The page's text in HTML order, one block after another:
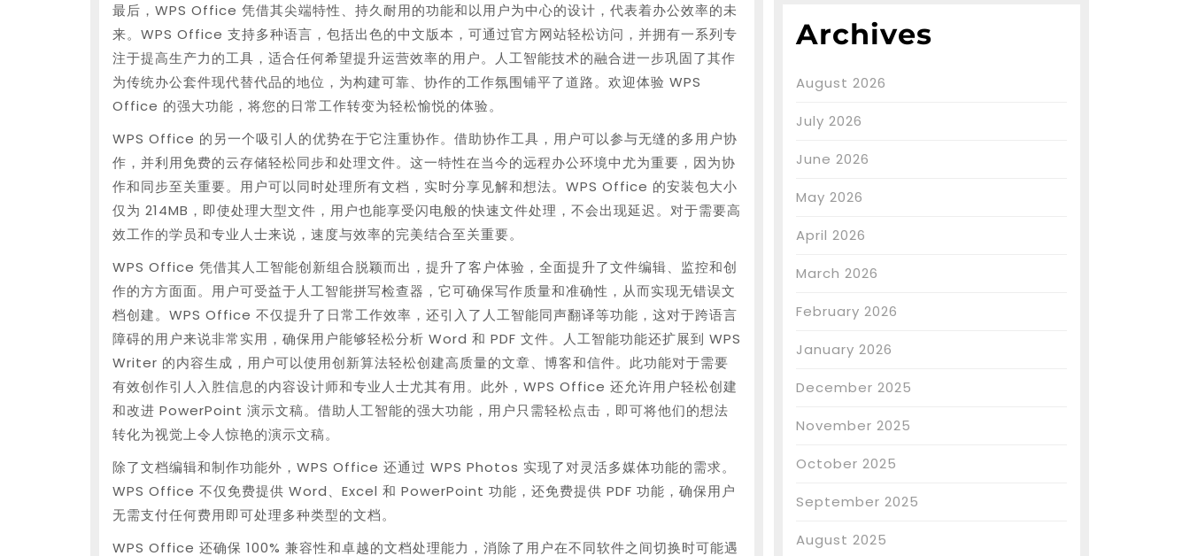
最后，WPS Office 凭借其尖端特性、持久耐用的功能和以用户为中心的设计，代表着办公效率的未
来。WPS Office 支持多种语言，包括出色的中文版本，可通过官方网站轻松访问，并拥有一系列专
注于提高生产力的工具，适合任何希望提升运营效率的用户。人工智能技术的融合进一步巩固了其作
为传统办公套件现代替代品的地位，为构建可靠、协作的工作氛围铺平了道路。欢迎体验 WPS
Office 的强大功能，将您的日常工作转变为轻松愉悦的体验。
WPS Office 的另一个吸引人的优势在于它注重协作。借助协作工具，用户可以参与无缝的多用户协
作，并利用免费的云存储轻松同步和处理文件。这一特性在当今的远程办公环境中尤为重要，因为协
作和同步至关重要。用户可以同时处理所有文档，实时分享见解和想法。WPS Office 的安装包大小
仅为 214MB，即使处理大型文件，用户也能享受闪电般的快速文件处理，不会出现延迟。对于需要高
效工作的学员和专业人士来说，速度与效率的完美结合至关重要。
WPS Office 凭借其人工智能创新组合脱颖而出，提升了客户体验，全面提升了文件编辑、监控和创
作的方方面面。用户可受益于人工智能拼写检查器，它可确保写作质量和准确性，从而实现无错误文
档创建。WPS Office 不仅提升了日常工作效率，还引入了人工智能同声翻译等功能，这对于跨语言
障碍的用户来说非常实用，确保用户能够轻松分析 Word 和 PDF 文件。人工智能功能还扩展到 WPS
Writer 的内容生成，用户可以使用创新算法轻松创建高质量的文章、博客和信件。此功能对于需要
有效创作引人入胜信息的内容设计师和专业人士尤其有用。此外，WPS Office 还允许用户轻松创建
和改进 PowerPoint 演示文稿。借助人工智能的强大功能，用户只需轻松点击，即可将他们的想法
转化为视觉上令人惊艳的演示文稿。
除了文档编辑和制作功能外，WPS Office 还通过 WPS Photos 实现了对灵活多媒体功能的需求。
WPS Office 不仅免费提供 Word、Excel 和 PowerPoint 功能，还免费提供 PDF 功能，确保用户
无需支付任何费用即可处理多种类型的文档。
WPS Office 还确保 100% 兼容性和卓越的文档处理能力，消除了用户在不同软件之间切换时可能遇
Archives
August 2026
July 2026
June 2026
May 2026
April 2026
March 2026
February 2026
January 2026
December 2025
November 2025
October 2025
September 2025
August 2025